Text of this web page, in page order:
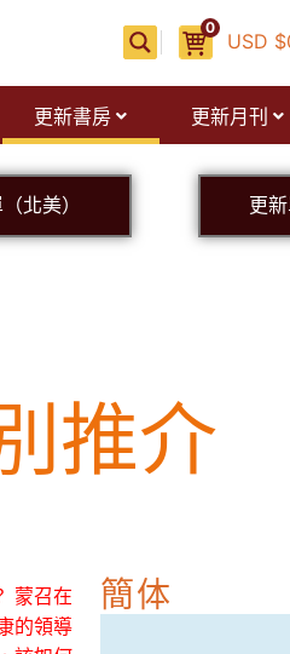
0
USD $
更新書房 更新月刊
北美） 更
推介
蒙召在
的領導
簡体